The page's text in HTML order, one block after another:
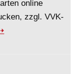
online
zzgl. VVK-